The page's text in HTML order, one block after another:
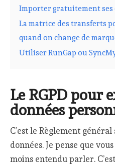
Importer gratuitement ses
La matrice des transferts
quand on change de
Utiliser RunGap ou
Le RGPD pour
données
C’est le Règlement
données. Je pense que
moins entendu parler.